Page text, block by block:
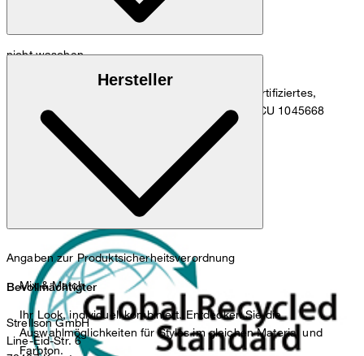
nicht waschen
Dieses Produkt enthält mindestens 50% GRS-zertifiziertes,
recyceltes Polyester. Certified by Control Union CU 1045668
Hersteller
Angaben zur Produktsicherheitsverordnung
Bevollmächtigter
Strellson GmbH
Line-Eid-Str. 6
Mix & Match
Ihr Look, individuell kombiniert. Entdecken Sie die
Auswahlmöglichkeiten für Styles im gleichen Material und
Farbton.